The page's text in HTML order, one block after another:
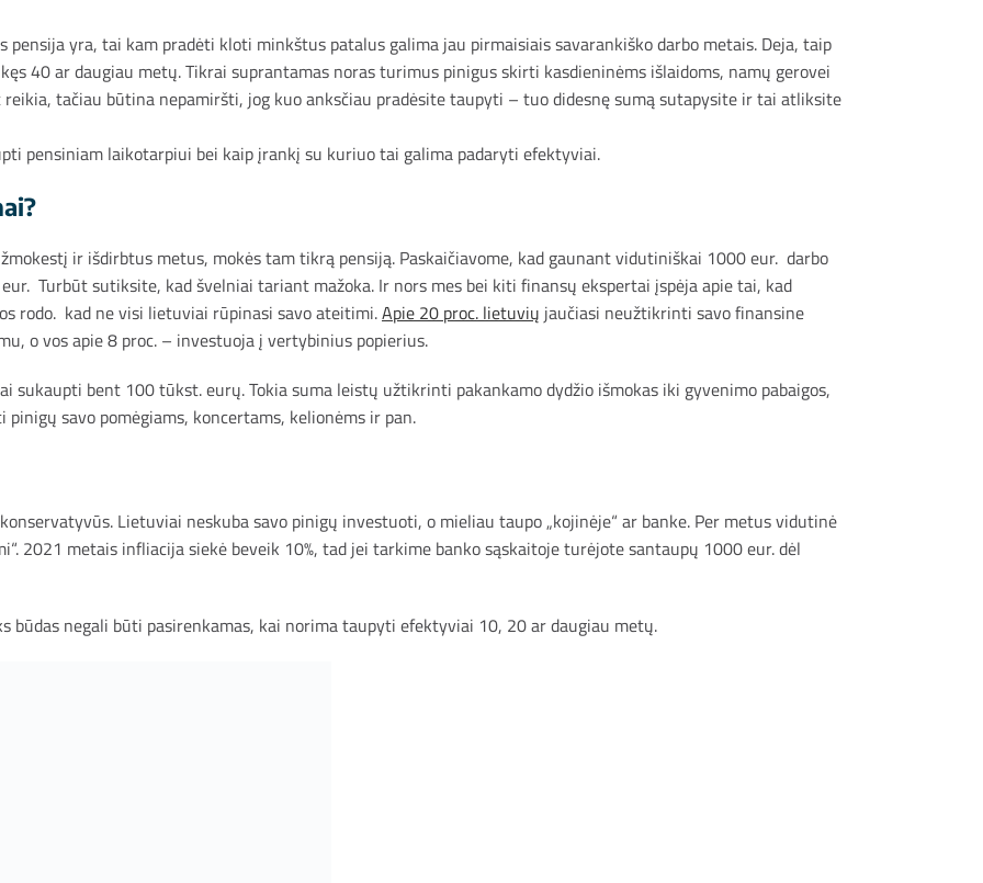
pensija yra, tai kam pradėti kloti minkštus patalus galima jau pirmaisiais savarankiško darbo metais. Deja, taip
40 ar daugiau metų. Tikrai suprantamas noras turimus pinigus skirti kasdieninėms išlaidoms, namų gerovei
tačiau būtina nepamiršti, jog kuo anksčiau pradėsite taupyti – tuo didesnę sumą sutapysite ir tai atliksite
pensiniam laikotarpiui bei kaip įrankį su kuriuo tai galima padaryti efektyviai.
ir išdirbtus metus, mokės tam tikrą pensiją. Paskaičiavome, kad gaunant vidutiniškai 1000 eur. darbo
Turbūt sutiksite, kad švelniai tariant mažoka. Ir nors mes bei kiti finansų ekspertai įspėja apie tai, kad
rodo. kad ne visi lietuviai rūpinasi savo ateitimi.Apie 20 proc. lietuvių jaučiasi neužtikrinti savo finansine
o vos apie 8 proc. – investuoja į vertybinius popierius.
sukaupti bent 100 tūkst. eurų. Tokia suma leistų užtikrinti pakankamo dydžio išmokas iki gyvenimo pabaigos,
savo pomėgiams, koncertams, kelionėms ir pan.
Lietuviai neskuba savo pinigų investuoti, o mieliau taupo „kojinėje“ ar banke. Per metus vidutinė
2021 metais infliacija siekė beveik 10%, tad jei tarkime banko sąskaitoje turėjote santaupų 1000 eur. dėl
būdas negali būti pasirenkamas, kai norima taupyti efektyviai 10, 20 ar daugiau metų.